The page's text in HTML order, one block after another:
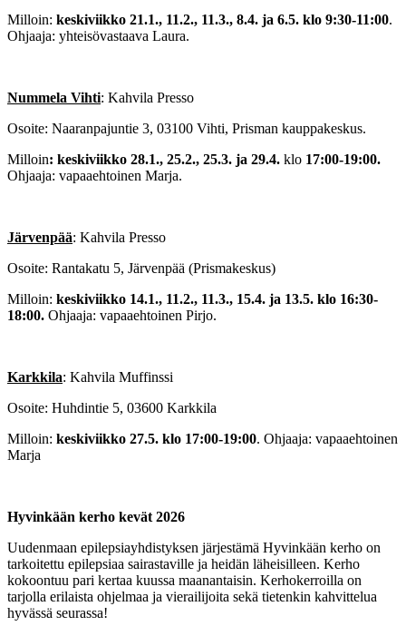
Milloin: keskiviikko 21.1., 11.2., 11.3., 8.4. ja 6.5. klo 9:30-11:00.
Ohjaaja: yhteisövastaava Laura.
Nummela Vihti: Kahvila Presso
Osoite: Naaranpajuntie 3, 03100 Vihti, Prisman kauppakeskus.
Milloin: keskiviikko 28.1., 25.2., 25.3. ja 29.4. klo 17:00-19:00.
Ohjaaja: vapaaehtoinen Marja.
Järvenpää: Kahvila Presso
Osoite: Rantakatu 5, Järvenpää (Prismakeskus)
Milloin: keskiviikko 14.1., 11.2., 11.3., 15.4. ja 13.5. klo 16:30-
18:00. Ohjaaja: vapaaehtoinen Pirjo.
Karkkila: Kahvila Muffinssi
Osoite: Huhdintie 5, 03600 Karkkila
Milloin: keskiviikko 27.5. klo 17:00-19:00. Ohjaaja: vapaaehtoinen
Marja
Hyvinkään kerho kevät 2026
Uudenmaan epilepsiayhdistyksen järjestämä Hyvinkään kerho on
tarkoitettu epilepsiaa sairastaville ja heidän läheisilleen. Kerho
kokoontuu pari kertaa kuussa maanantaisin. Kerhokerroilla on
tarjolla erilaista ohjelmaa ja vierailijoita sekä tietenkin kahvittelua
hyvässä seurassa!